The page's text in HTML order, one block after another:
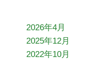
2026年4月
2025年12月
2022年10月